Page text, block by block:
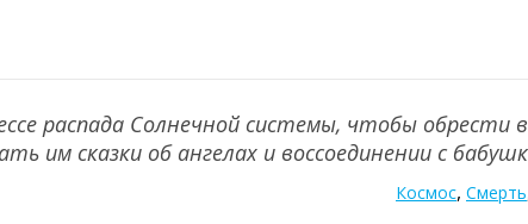
распада Солнечной системы, чтобы обрести
им сказки об ангелах и воссоединении с
Космос, Смерть